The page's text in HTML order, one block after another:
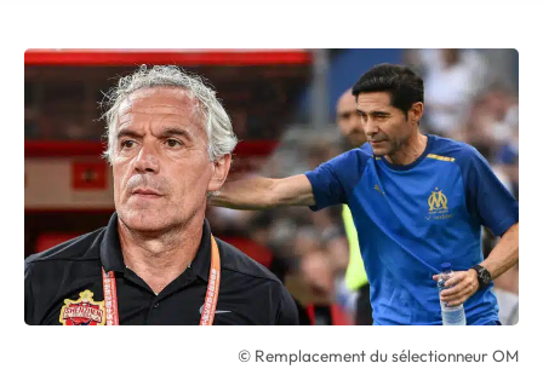
© Remplacement du sélectionneur OM